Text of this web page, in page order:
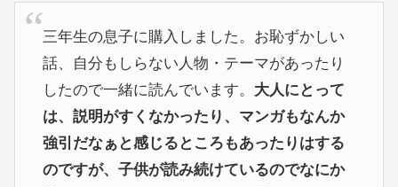
三年生の息子に購入しました。お恥ずかしい
話、自分もしらない人物・テーマがあったり
したので一緒に読んでいます。 大人にとって
は、説明がすくなかったり、マンガもなんか
強引だなぁと感じるところもあったりはする
のですが、子供が読み続けているのでなにか